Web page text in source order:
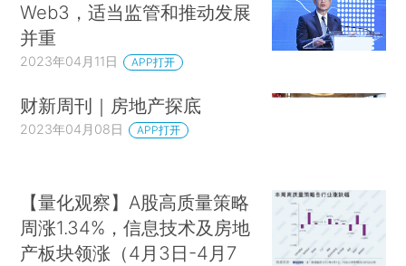
Web3，适当监管和推动发展
并重
2023年04月11日 APP打开
财新周刊｜房地产探底
2023年04月08日 APP打开
【量化观察】A股高质量策略
周涨1.34%，信息技术及房地
产板块领涨（4月3日-4月7